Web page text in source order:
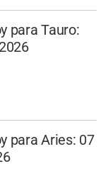
para Tauro:
para Aries: 07